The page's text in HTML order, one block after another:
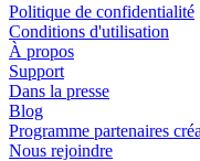
Politique de confidentialité
Conditions d'utilisation
À propos
Support
Dans la presse
Blog
Programme partenaires
Nous rejoindre